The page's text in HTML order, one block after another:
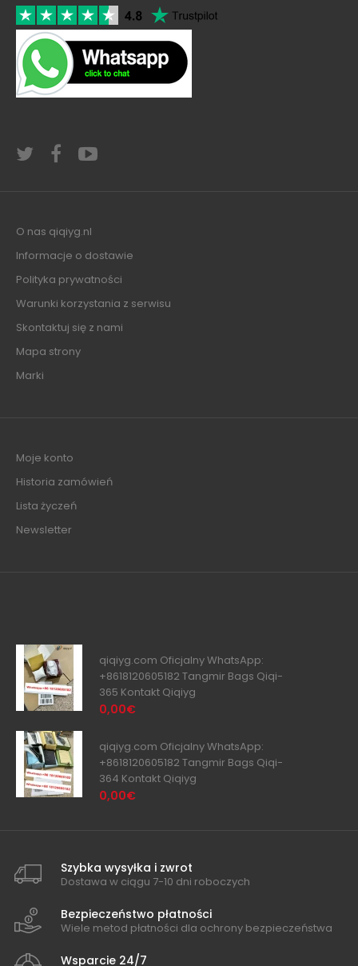
O nas qiqiyg.nl
Informacje o dostawie
Polityka prywatności
Warunki korzystania z serwisu
Skontaktuj się z nami
Mapa strony
Marki
Moje konto
Historia zamówień
Lista życzeń
Newsletter
qiqiyg.com Oficjalny WhatsApp:
+8618120605182 Tangmir Bags Qiqi-
365 Kontakt Qiqiyg
0,00€
qiqiyg.com Oficjalny WhatsApp:
+8618120605182 Tangmir Bags Qiqi-
364 Kontakt Qiqiyg
0,00€
Szybka wysyłka i zwrot
Dostawa w ciągu 7-10 dni roboczych
Bezpieczeństwo płatności
Wiele metod płatności dla ochrony bezpieczeństwa
Wsparcie 24/7